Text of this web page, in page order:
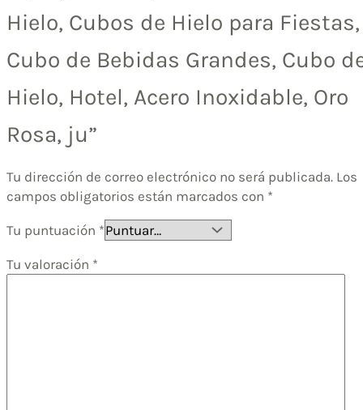
Hielo, Cubos de Hielo para Fiestas,
Cubo de Bebidas Grandes, Cubo
Hielo, Hotel, Acero Inoxidable, Oro
Rosa, ju”
Tu dirección de correo electrónico no será publicada. Los
campos obligatorios están marcados con *
Tu puntuación *
Tu valoración *